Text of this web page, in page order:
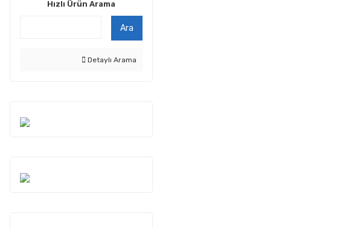
Hızlı Ürün Arama
Ara
Detaylı Arama